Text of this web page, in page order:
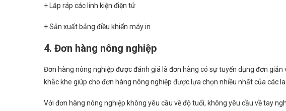
+ Lắp ráp các linh kiện điện tử
+ Sản xuất bảng điều khiển máy in
4. Đơn hàng nông nghiệp
Đơn hàng nông nghiệp được đánh giá là đơn hàng có sự tuyển dụng đơn
khắc khe giúp cho đơn hàng nông nghiệp được lựa chọn nhiều nhất của các
Với đơn hàng nông nghiệp không yêu cầu về độ tuổi, không yêu cầu về tay